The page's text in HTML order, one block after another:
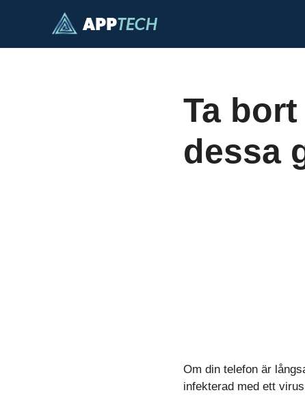
Ta
dessa
Om din telefon är
infekterad med ett